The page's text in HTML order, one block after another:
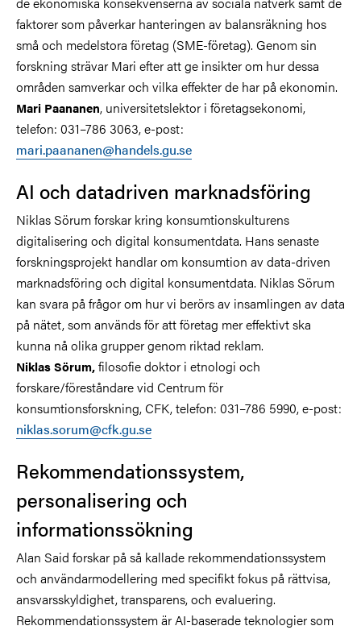
faktorer som påverkar hanteringen av balansräkning hos
små och medelstora företag (SME-företag). Genom sin
forskning strävar Mari efter att ge insikter om hur dessa
områden samverkar och vilka effekter de har på ekonomin.
Mari Paananen, universitetslektor i företagsekonomi,
telefon: 031–786 3063, e-post:
mari.paananen@handels.gu.se
AI och datadriven marknadsföring
Niklas Sörum forskar kring konsumtionskulturens
digitalisering och digital konsumentdata. Hans senaste
forskningsprojekt handlar om konsumtion av data-driven
marknadsföring och digital konsumentdata. Niklas Sörum
kan svara på frågor om hur vi berörs av insamlingen av data
på nätet, som används för att företag mer effektivt ska
kunna nå olika grupper genom riktad reklam.
Niklas Sörum,filosofie doktor i etnologi och
forskare/föreståndare vid Centrum för
konsumtionsforskning, CFK, telefon: 031–786 5990, e-post:
niklas.sorum@cfk.gu.se
Rekommendationssystem,
personalisering och
informationssökning
Alan Said forskar på så kallade rekommendationssystem
och användarmodellering med specifikt fokus på rättvisa,
ansvarsskyldighet, transparens, och evaluering.
Rekommendationssystem är AI-baserade teknologier som